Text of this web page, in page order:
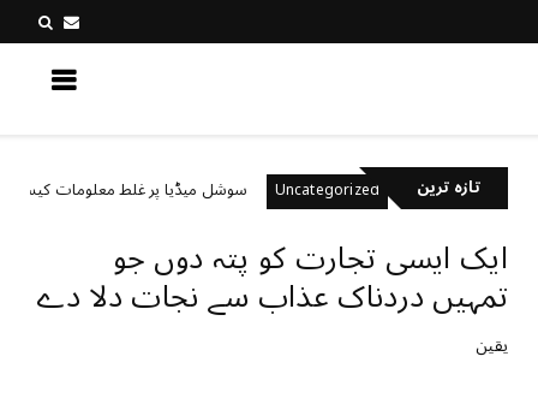
تازہ ترینUncategorized سوشل میڈیا پر غلط معلومات کیسے پہچانیں؟
ایک ایسی تجارت کو پتہ دوں جو
تمہیں دردناک عذاب سے نجات دلا دے
یقین